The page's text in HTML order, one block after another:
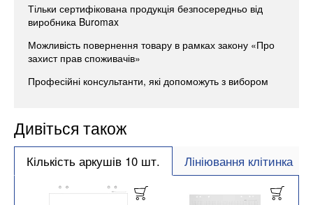
Тільки сертифікована продукція безпосередньо від
виробника Buromax
Можливість повернення товару в рамках закону «Про
захист прав споживачів»
Професійні консультанти, які допоможуть з вибором
Дивіться також
Кількість аркушів 10 шт. Лініювання клітинка